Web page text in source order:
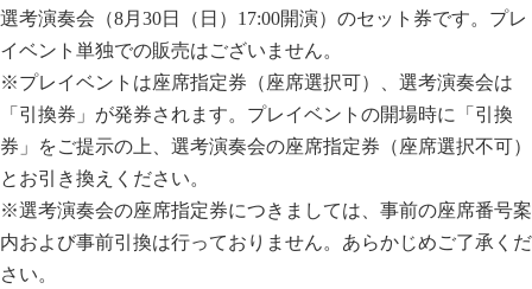
選考演奏会（8月30日（日）17:00開演）のセット券です。プレ
イベント単独での販売はございません。
※プレイベントは座席指定券（座席選択可）、選考演奏会は
「引換券」が発券されます。プレイベントの開場時に「引換
券」をご提示の上、選考演奏会の座席指定券（座席選択不可）
とお引き換えください。
※選考演奏会の座席指定券につきましては、事前の座席番号案
内および事前引換は行っておりません。あらかじめご了承くだ
さい。